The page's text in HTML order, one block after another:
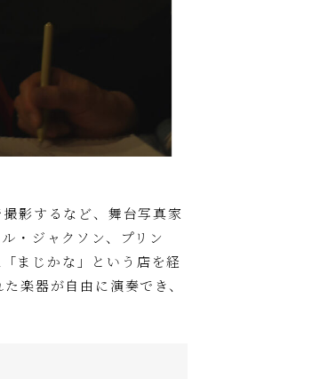
影するなど、舞台写真家
・ジャクソン、プリン
まじかな」という店を経
楽器が自由に演奏でき、